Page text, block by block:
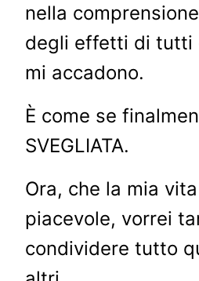
nella
degli effetti di tutti
mi accadono.
È come se
SVEGLIATA.
Ora, che la mia
piacevole, vorrei
condividere tutto